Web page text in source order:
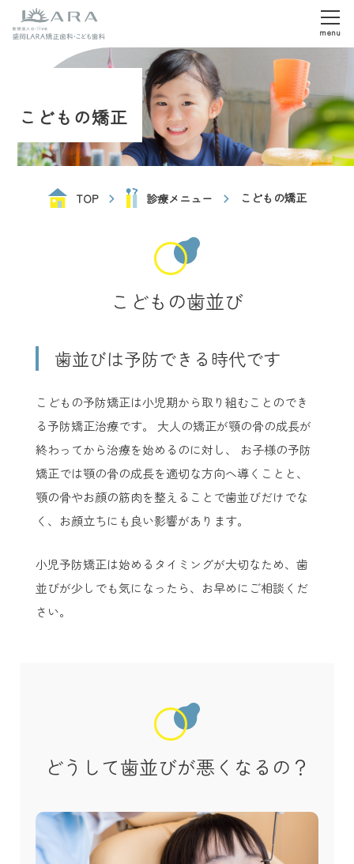
menu
こどもの矯正
TOP 診療メニュー こどもの矯正
こどもの歯並び
歯並びは予防できる時代です
こどもの予防矯正は小児期から取り組むことのでき
る予防矯正治療です。 大人の矯正が顎の骨の成長が
終わってから治療を始めるのに対し、 お子様の予防
矯正では顎の骨の成長を適切な方向へ導くことと、
顎の骨やお顔の筋肉を整えることで歯並びだけでな
く、お顔立ちにも良い影響があります。
小児予防矯正は始めるタイミングが大切なため、歯
並びが少しでも気になったら、お早めにご相談くだ
さい。
どうして歯並びが悪くなるの？